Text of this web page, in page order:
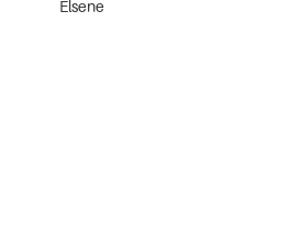
Elsene